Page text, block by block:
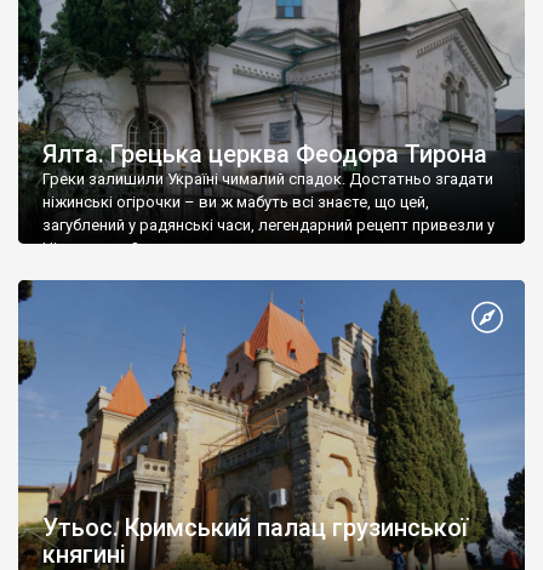
Ялта. Грецька церква Феодора Тирона
Греки залишили Україні чималий спадок. Достатньо згадати
ніжинські огірочки – ви ж мабуть всі знаєте, що цей,
загублений у радянські часи, легендарний рецепт привезли у
Ніжин греки?
Утьос. Кримський палац грузинської
княгині